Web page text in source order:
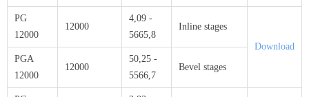
PG
12000
12000
4,09 -
5665,8
Inline stages
Download
PGA
12000
12000
50,25 -
5566,7
Bevel stages